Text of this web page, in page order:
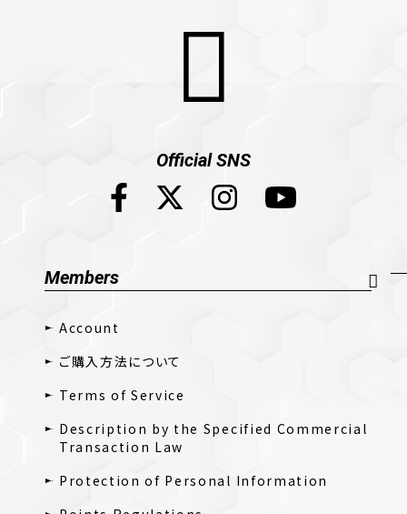
Official SNS
Members
Account
ご購入方法について
Terms of Service
Description by the Specified Commercial
Transaction Law
Protection of Personal Information